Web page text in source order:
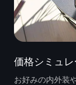
価格シミュ
お好みの内外装